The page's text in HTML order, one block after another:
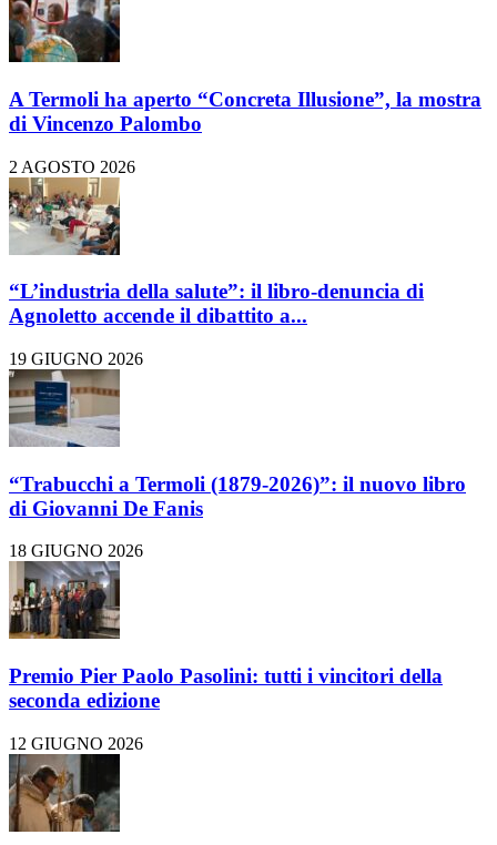
A Termoli ha aperto “Concreta Illusione”, la mostra
di Vincenzo Palombo
2 AGOSTO 2026
“L’industria della salute”: il libro-denuncia di
Agnoletto accende il dibattito a...
19 GIUGNO 2026
“Trabucchi a Termoli (1879-2026)”: il nuovo libro
di Giovanni De Fanis
18 GIUGNO 2026
Premio Pier Paolo Pasolini: tutti i vincitori della
seconda edizione
12 GIUGNO 2026